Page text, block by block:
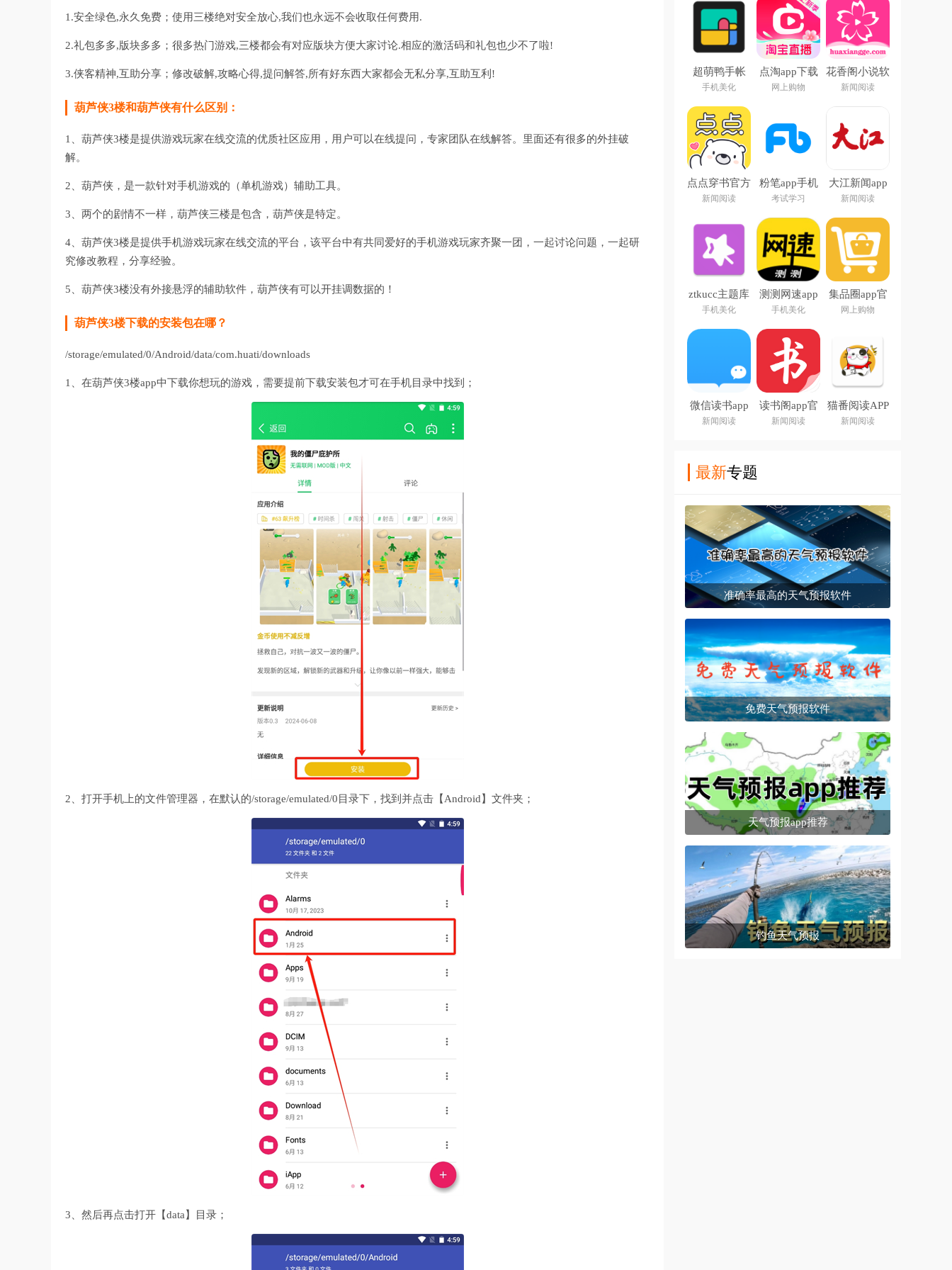
1.安全绿色,永久免费；使用三楼绝对安全放心,我们也永远不会收取任何费用.
2.礼包多多,版块多多；很多热门游戏,三楼都会有对应版块方便大家讨论.相应的激活码和礼包也少不了啦!
3.侠客精神,互助分享；修改破解,攻略心得,提问解答,所有好东西大家都会无私分享,互助互利!
葫芦侠3楼和葫芦侠有什么区别：
1、葫芦侠3楼是提供游戏玩家在线交流的优质社区应用，用户可以在线提问，专家团队在线解答。里面还有很多的外挂破
解。
2、葫芦侠，是一款针对手机游戏的（单机游戏）辅助工具。
3、两个的剧情不一样，葫芦侠三楼是包含，葫芦侠是特定。
4、葫芦侠3楼是提供手机游戏玩家在线交流的平台，该平台中有共同爱好的手机游戏玩家齐聚一团，一起讨论问题，一起研
究修改教程，分享经验。
5、葫芦侠3楼没有外接悬浮的辅助软件，葫芦侠有可以开挂调数据的！
葫芦侠3楼下载的安装包在哪？
/storage/emulated/0/Android/data/com.huati/downloads
1、在葫芦侠3楼app中下载你想玩的游戏，需要提前下载安装包才可在手机目录中找到；
2、打开手机上的文件管理器，在默认的/storage/emulated/0目录下，找到并点击【Android】文件夹；
3、然后再点击打开【data】目录；
超萌鸭手帐
app
手机美化
点淘app下载
官方下载
网上购物
花香阁小说软
件免费阅读下
载
新闻阅读
点点穿书官方
下载安装
新闻阅读
粉笔app手机
客户端
考试学习
大江新闻app
下载安装最新
版
新闻阅读
ztkucc主题库
安卓仿苹果
app
手机美化
测测网速app
手机美化
集品圈app官
方下载
网上购物
微信读书app
下载安装官方
版
新闻阅读
读书阁app官
方下载最新版
本
新闻阅读
猫番阅读APP
新闻阅读
最新专题
准确率最高的天气预报软件
免费天气预报软件
天气预报app推荐
钓鱼天气预报